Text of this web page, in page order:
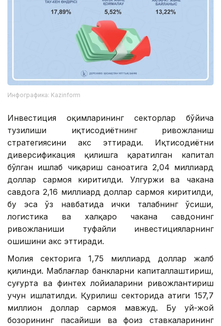
Инфографика: Kazinform
Инвестиция оқимларининг секторлар бўйича
тузилиши иқтисодиётнинг ривожланиш
стратегиясини акс эттиради. Иқтисодиётни
диверсификация қилишга қаратилган капитал
бўлган ишлаб чиқариш саноатига 2,04 миллиард
доллар сармоя киритилди. Улгуржи ва чакана
савдога 2,16 миллиард доллар сармоя киритилди,
бу эса ўз навбатида ички талабнинг ўсиши,
логистика ва халқаро чакана савдонинг
ривожланиши туфайли инвестицияларнинг
ошишини акс эттиради.
Молия секторига 1,75 миллиард доллар жалб
қилинди. Маблағлар банкларни капиталлаштириш,
суғурта ва финтех лойиҳаларини ривожлантириш
учун ишлатилди. Қурилиш секторида атиги 157,7
миллион доллар сармоя мавжуд. Бу уй-жой
бозорининг пасайиши ва фоиз ставкаларининг